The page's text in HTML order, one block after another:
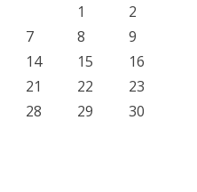
1
2
7 8
9
14 15
16
21 22
23
28 29
30